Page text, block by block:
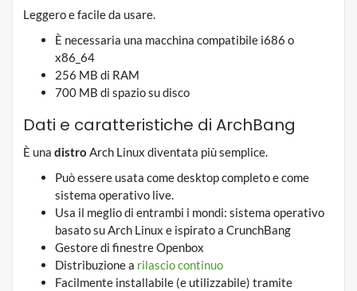
Leggero e facile da usare.
È necessaria una macchina compatibile i686 o
x86_64
256 MB di RAM
700 MB di spazio su disco
Dati e caratteristiche di ArchBang
È una distro Arch Linux diventata più semplice.
Può essere usata come desktop completo e come
sistema operativo live.
Usa il meglio di entrambi i mondi: sistema operativo
basato su Arch Linux e ispirato a CrunchBang
Gestore di finestre Openbox
Distribuzione a rilascio continuo
Facilmente installabile (e utilizzabile) tramite